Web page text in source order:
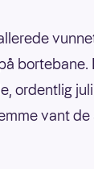
bortebane.
ordentlig
vant